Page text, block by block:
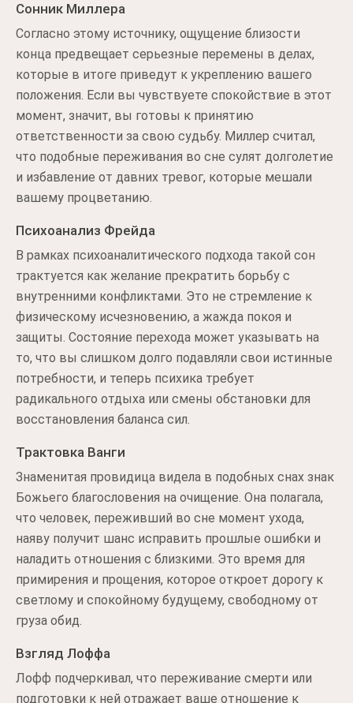
Сонник Миллера
Согласно этому источнику, ощущение близости
конца предвещает серьезные перемены в делах,
которые в итоге приведут к укреплению вашего
положения. Если вы чувствуете спокойствие в этот
момент, значит, вы готовы к принятию
ответственности за свою судьбу. Миллер считал,
что подобные переживания во сне сулят долголетие
и избавление от давних тревог, которые мешали
вашему процветанию.
Психоанализ Фрейда
В рамках психоаналитического подхода такой сон
трактуется как желание прекратить борьбу с
внутренними конфликтами. Это не стремление к
физическому исчезновению, а жажда покоя и
защиты. Состояние перехода может указывать на
то, что вы слишком долго подавляли свои истинные
потребности, и теперь психика требует
радикального отдыха или смены обстановки для
восстановления баланса сил.
Трактовка Ванги
Знаменитая провидица видела в подобных снах знак
Божьего благословения на очищение. Она полагала,
что человек, переживший во сне момент ухода,
наяву получит шанс исправить прошлые ошибки и
наладить отношения с близкими. Это время для
примирения и прощения, которое откроет дорогу к
светлому и спокойному будущему, свободному от
груза обид.
Взгляд Лоффа
Лофф подчеркивал, что переживание смерти или
подготовки к ней отражает ваше отношение к